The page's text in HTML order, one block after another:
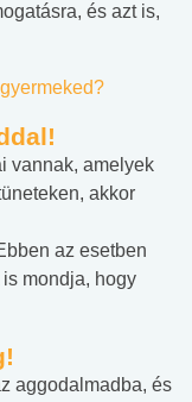
és azt is,
vannak, amelyek
akkor
az esetben
mondja, hogy
aggodalmadba, és